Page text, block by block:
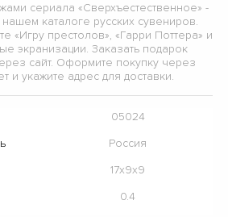
сериала «Сверхъестественное» -
каталоге русских сувениров.
«Игру престолов», «Гарри Поттера» и
экранизации. Заказать подарок
сайт. Оформите покупку через
и укажите адрес для доставки.
05024
Россия
17х9х9
0.4